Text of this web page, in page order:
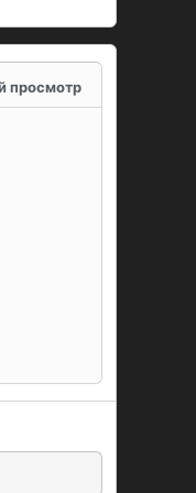
просмотр